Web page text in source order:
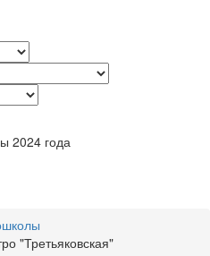
2024 года
"Третьяковская"